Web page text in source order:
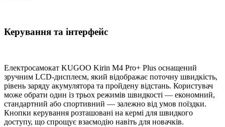
Керування та інтерфейс
Електросамокат KUGOO Kirin M4 Pro+ Plus оснащений
зручним LCD-дисплеєм, який відображає поточну швидкість,
рівень заряду акумулятора та пройдену відстань. Користувач
може обрати один із трьох режимів швидкості — економний,
стандартний або спортивний — залежно від умов поїздки.
Кнопки керування розташовані на кермі для швидкого
доступу, що спрощує взаємодію навіть для новачків.